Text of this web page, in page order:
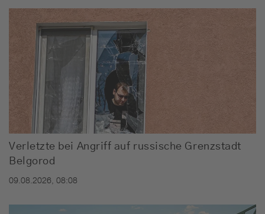
Verletzte bei Angriff auf russische Grenzstadt
Belgorod
09.08.2026, 08:08